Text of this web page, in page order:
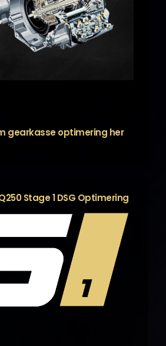
gearkasse optimering her
Stage 1 DSG Optimering